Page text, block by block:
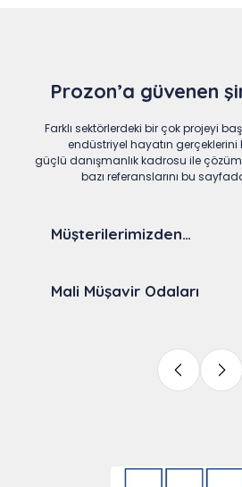
Prozon’a güvenen
Farklı sektörlerdeki bir çok projeyi
endüstriyel hayatın gerçeklerini
güçlü danışmanlık kadrosu ile
bazı referanslarını bu
Müşterilerimizden…
Mali Müşavir Odaları